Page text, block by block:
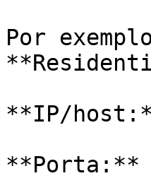
Por
**IP/
**Porta:**